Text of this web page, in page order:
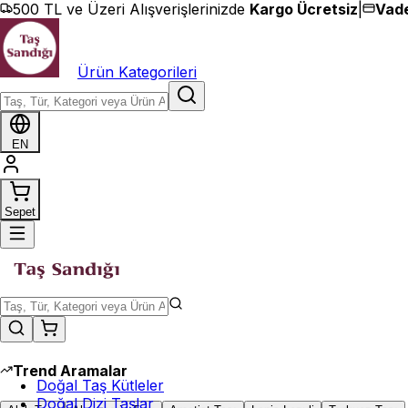
İçeriğe geç
500 TL ve Üzeri Alışverişlerinizde Kargo Ücretsiz
Ürün Kategorileri
EN
Sepet
Trend Aramalar
Doğal Taş Kütleler
Doğal Dizi Taşlar